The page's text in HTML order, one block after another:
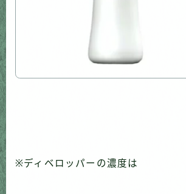
※ディベロッパーの濃度は